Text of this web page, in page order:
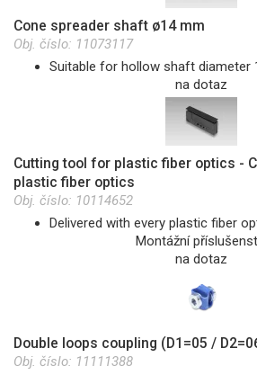
Cone spreader shaft ø14 mm
Obj. číslo: 11073117
Suitable for hollow shaft diameter
na dotaz
Cutting tool for plastic fiber optics -
plastic fiber optics
Obj. číslo: 10114652
Delivered with every plastic fiber
Montážní
na dotaz
Double loops coupling (D1=05 /
Obj. číslo: 11111388